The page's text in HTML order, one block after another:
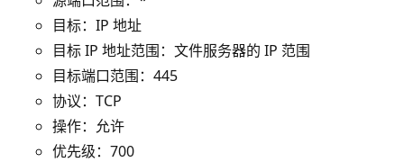
目标：IP 地址
目标 IP 地址范围：文件服务器的 IP 范围
目标端口范围：445
协议：TCP
操作：允许
优先级：700